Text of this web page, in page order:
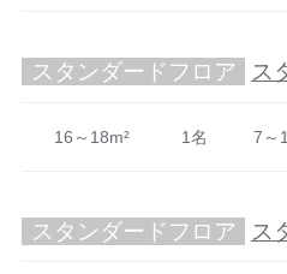
スタンダードフロア ス
16～18m² 1名 7～
スタンダードフロア ス